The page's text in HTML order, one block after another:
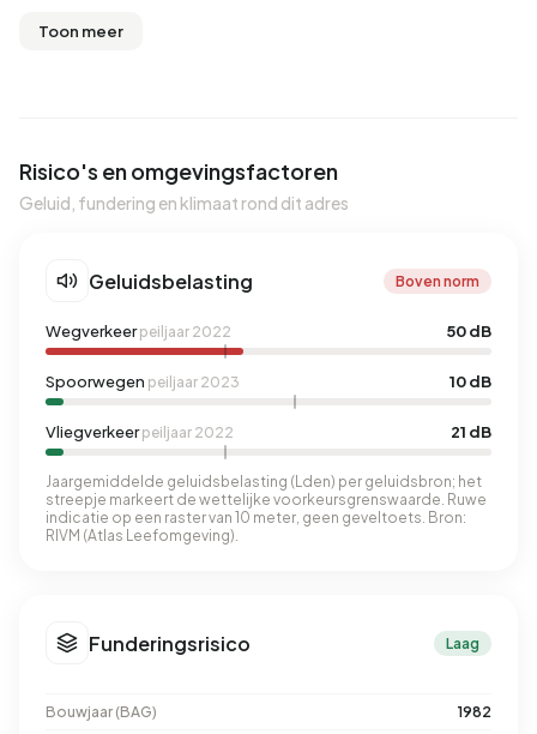
Toon meer
Risico's en omgevingsfactoren
Geluid, fundering en klimaat rond dit adres
Geluidsbelasting Boven norm
Wegverkeerpeiljaar 2022 50 dB
Spoorwegen peiljaar 2023 10 dB
Vliegverkeerpeiljaar 2022 21 dB
Jaargemiddelde geluidsbelasting (Lden) per geluidsbron; het
streepje markeert de wettelijke voorkeursgrenswaarde. Ruwe
indicatie op een raster van 10 meter, geen geveltoets. Bron:
RIVM (Atlas Leefomgeving).
Funderingsrisico Laag
Bouwjaar (BAG)
1982